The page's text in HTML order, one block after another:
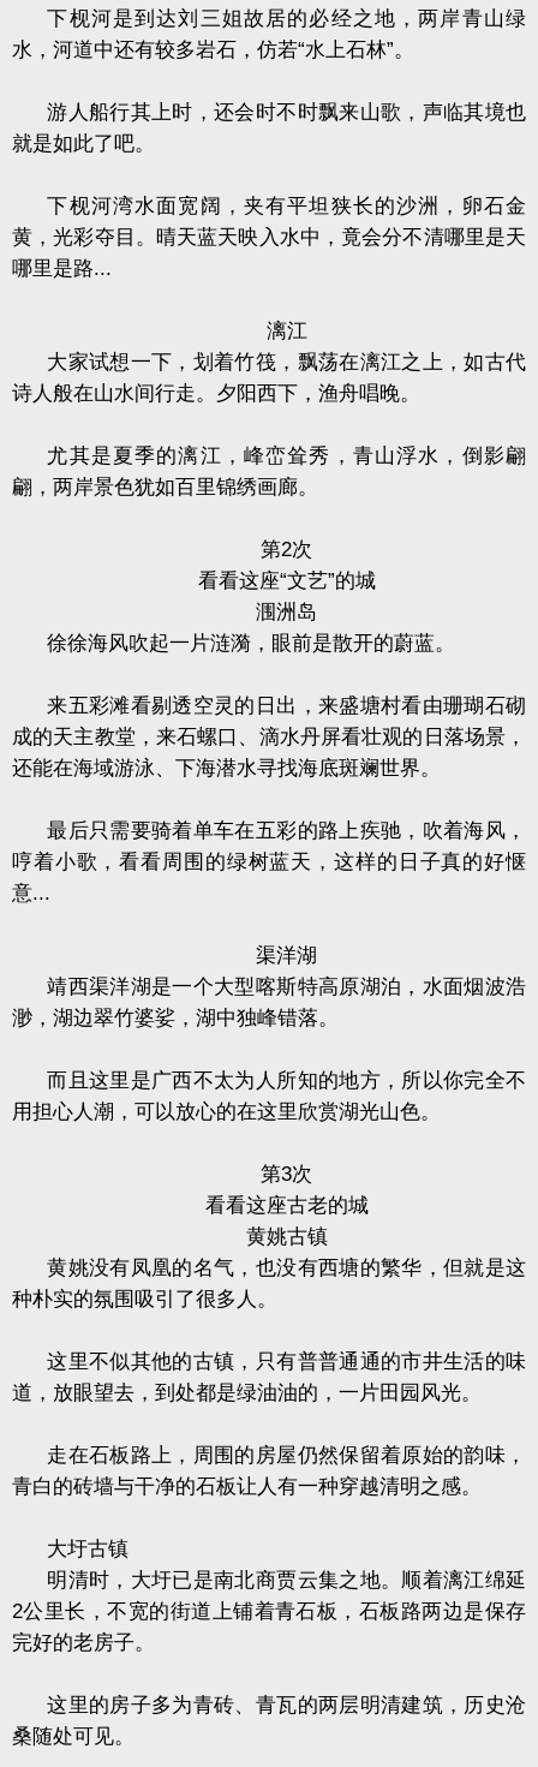
下枧河是到达刘三姐故居的必经之地，两岸青山绿
水，河道中还有较多岩石，仿若“水上石林”。
游人船行其上时，还会时不时飘来山歌，声临其境也
就是如此了吧。
下枧河湾水面宽阔，夹有平坦狭长的沙洲，卵石金
黄，光彩夺目。晴天蓝天映入水中，竟会分不清哪里是天
哪里是路...
漓江
大家试想一下，划着竹筏，飘荡在漓江之上，如古代
诗人般在山水间行走。夕阳西下，渔舟唱晚。
尤其是夏季的漓江，峰峦耸秀，青山浮水，倒影翩
翩，两岸景色犹如百里锦绣画廊。
第2次
看看这座“文艺”的城
涠洲岛
徐徐海风吹起一片涟漪，眼前是散开的蔚蓝。
来五彩滩看剔透空灵的日出，来盛塘村看由珊瑚石砌
成的天主教堂，来石螺口、滴水丹屏看壮观的日落场景，
还能在海域游泳、下海潜水寻找海底斑斓世界。
最后只需要骑着单车在五彩的路上疾驰，吹着海风，
哼着小歌，看看周围的绿树蓝天，这样的日子真的好惬
意...
渠洋湖
靖西渠洋湖是一个大型喀斯特高原湖泊，水面烟波浩
渺，湖边翠竹婆娑，湖中独峰错落。
而且这里是广西不太为人所知的地方，所以你完全不
用担心人潮，可以放心的在这里欣赏湖光山色。
第3次
看看这座古老的城
黄姚古镇
黄姚没有凤凰的名气，也没有西塘的繁华，但就是这
种朴实的氛围吸引了很多人。
这里不似其他的古镇，只有普普通通的市井生活的味
道，放眼望去，到处都是绿油油的，一片田园风光。
走在石板路上，周围的房屋仍然保留着原始的韵味，
青白的砖墙与干净的石板让人有一种穿越清明之感。
大圩古镇
明清时，大圩已是南北商贾云集之地。顺着漓江绵延
2公里长，不宽的街道上铺着青石板，石板路两边是保存
完好的老房子。
这里的房子多为青砖、青瓦的两层明清建筑，历史沧
桑随处可见。